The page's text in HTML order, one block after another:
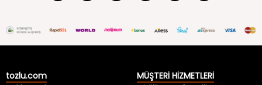
tozlu.com
MÜŞTERİ HİZMETLERİ